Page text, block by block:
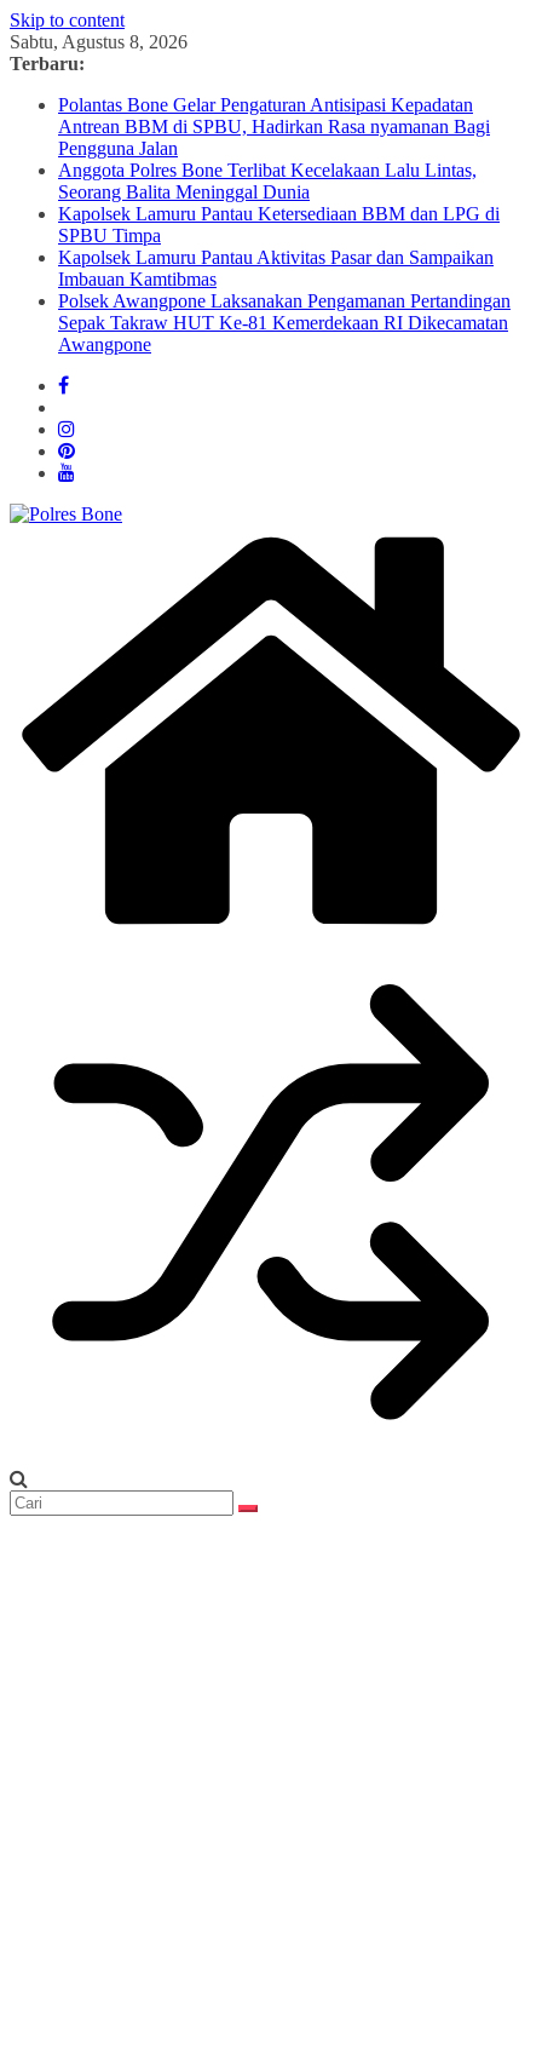
Skip to content
Sabtu, Agustus 8, 2026
Terbaru:
Polantas Bone Gelar Pengaturan Antisipasi Kepadatan
Antrean BBM di SPBU, Hadirkan Rasa nyamanan Bagi
Pengguna Jalan
Anggota Polres Bone Terlibat Kecelakaan Lalu Lintas,
Seorang Balita Meninggal Dunia
Kapolsek Lamuru Pantau Ketersediaan BBM dan LPG di
SPBU Timpa
Kapolsek Lamuru Pantau Aktivitas Pasar dan Sampaikan
Imbauan Kamtibmas
Polsek Awangpone Laksanakan Pengamanan Pertandingan
Sepak Takraw HUT Ke-81 Kemerdekaan RI Dikecamatan
Awangpone